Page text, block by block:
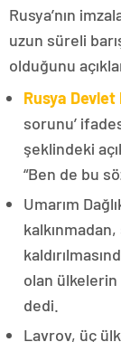
Rusya’nın
uzun süreli
olduğunu
Rusya Devlet
sorunu’
şeklindeki
“Ben de bu
Umarım
olan ülkelerin
dedi.
Lavrov, üç